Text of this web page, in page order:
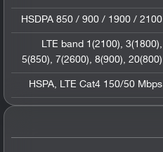
HSDPA 850 / 900 / 1900 / 2100
LTE band 1(2100), 3(1800),
5(850), 7(2600), 8(900), 20(800)
HSPA, LTE Cat4 150/50 Mbps